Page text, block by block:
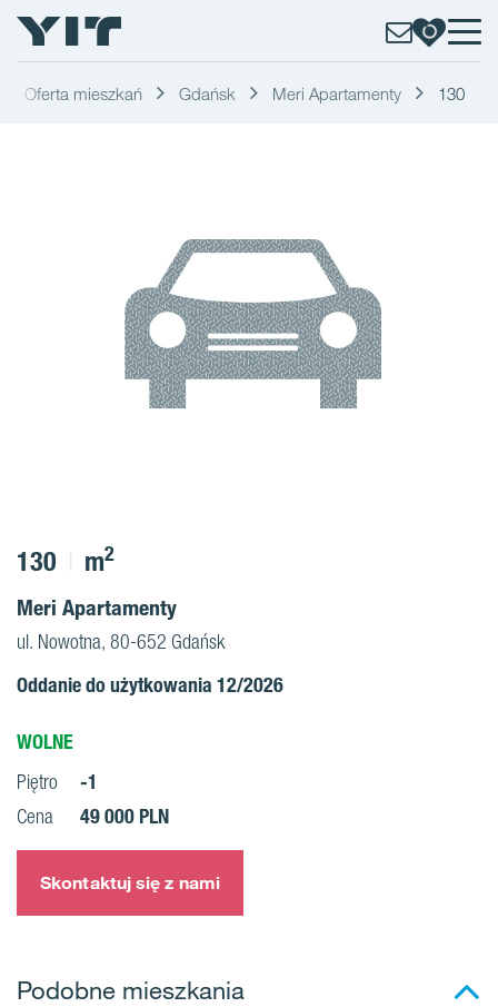
Oferta mieszkań Gdańsk Meri Apartamenty 130
130 m2
Meri Apartamenty
ul. Nowotna, 80-652 Gdańsk
Oddanie do użytkowania 12/2026
WOLNE
Piętro -1
Cena 49 000 PLN
Skontaktuj się z nami
Podobne mieszkania